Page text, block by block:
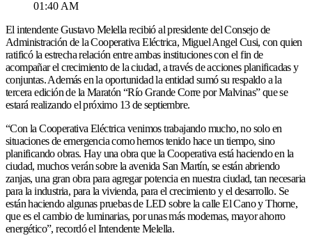
01:40 AM
El intendente Gustavo Melella recibió al presidente del Consejo de
Administración de la Cooperativa Eléctrica, Miguel Angel Cusi, con quien
ratificó la estrecha relación entre ambas instituciones con el fin de
acompañar el crecimiento de la ciudad, a través de acciones planificadas y
conjuntas. Además en la oportunidad la entidad sumó su respaldo a la
tercera edición de la Maratón “Río Grande Corre por Malvinas” que se
estará realizando el próximo 13 de septiembre.
“Con la Cooperativa Eléctrica venimos trabajando mucho, no solo en
situaciones de emergencia como hemos tenido hace un tiempo, sino
planificando obras. Hay una obra que la Cooperativa está haciendo en la
ciudad, muchos verán sobre la avenida San Martín, se están abriendo
zanjas, una gran obra para agregar potencia en nuestra ciudad, tan necesaria
para la industria, para la vivienda, para el crecimiento y el desarrollo. Se
están haciendo algunas pruebas de LED sobre la calle El Cano y Thorne,
que es el cambio de luminarias, por unas más modernas, mayor ahorro
energético”, recordó el Intendente Melella.